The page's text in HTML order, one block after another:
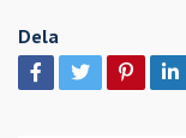
Dela